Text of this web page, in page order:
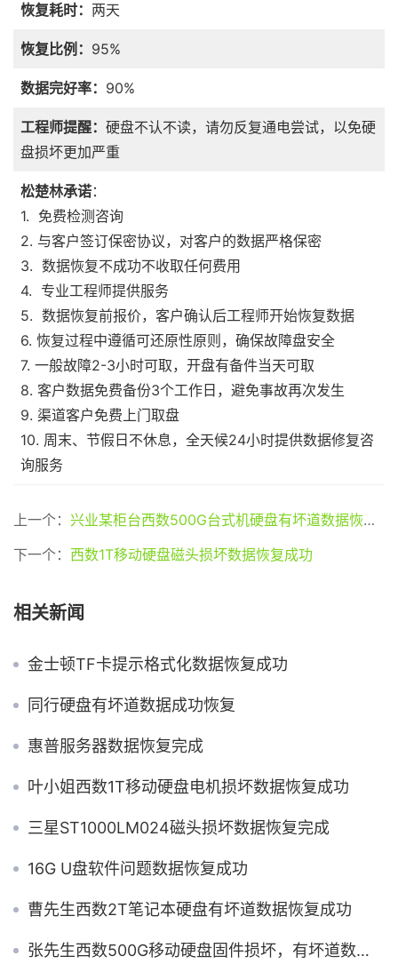
恢复耗时： 两天
恢复比例： 95%
数据完好率： 90%
工程师提醒： 硬盘不认不读，请勿反复通电尝试，以免硬
盘损坏更加严重
松楚林承诺：
1. 免费检测咨询
2. 与客户签订保密协议，对客户的数据严格保密
3. 数据恢复不成功不收取任何费用
4. 专业工程师提供服务
5. 数据恢复前报价，客户确认后工程师开始恢复数据
6. 恢复过程中遵循可还原性原则，确保故障盘安全
7. 一般故障2-3小时可取，开盘有备件当天可取
8. 客户数据免费备份3个工作日，避免事故再次发生
9. 渠道客户免费上门取盘
10. 周末、节假日不休息，全天候24小时提供数据修复咨
询服务
上一个： 兴业某柜台西数500G台式机硬盘有坏道数据恢复成功
下一个： 西数1T移动硬盘磁头损坏数据恢复成功
相关新闻
金士顿TF卡提示格式化数据恢复成功
同行硬盘有坏道数据成功恢复
惠普服务器数据恢复完成
叶小姐西数1T移动硬盘电机损坏数据恢复成功
三星ST1000LM024磁头损坏数据恢复完成
16G U盘软件问题数据恢复成功
曹先生西数2T笔记本硬盘有坏道数据恢复成功
张先生西数500G移动硬盘固件损坏，有坏道数据恢复成功